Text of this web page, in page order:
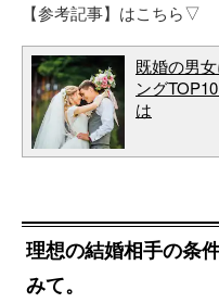
【参考記事】はこちら▽
既婚の男
ング
は
理想の結婚相手の条
みて。